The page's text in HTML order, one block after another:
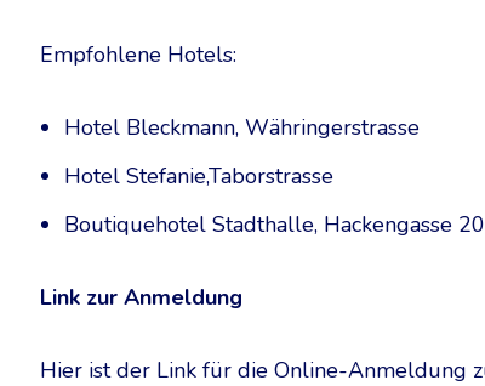
Empfohlene Hotels:
Hotel Bleckmann, Währingerstrasse
Hotel Stefanie,Taborstrasse
Boutiquehotel Stadthalle, Hackengasse 20
Link zur Anmeldung
Hier ist der Link für die Online-Anmeldung